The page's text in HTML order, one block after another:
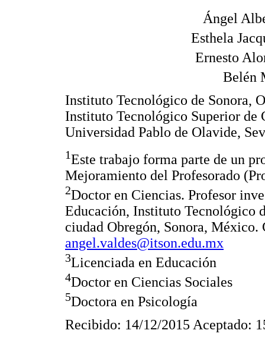
Ángel
Esthela
Ernesto
Belén
Instituto Tecnológico de Sonora,
Instituto Tecnológico Superior de
Universidad Pablo de Olavide,
1Este trabajo forma parte de un
Mejoramiento del Profesorado
2Doctor en Ciencias. Profesor
Educación, Instituto Tecnológico
ciudad Obregón, Sonora, México.
angel.valdes@itson.edu.mx
3Licenciada en Educación
4Doctor en Ciencias Sociales
5Doctora en Psicología
Recibido: 14/12/2015 Aceptado: